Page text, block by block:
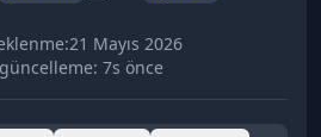
21 Mayıs 2026
7s önce